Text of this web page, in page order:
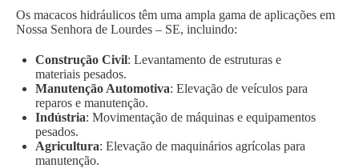
Os macacos hidráulicos têm uma ampla gama de aplicações em
Nossa Senhora de Lourdes – SE, incluindo:
Construção Civil: Levantamento de estruturas e
materiais pesados.
Manutenção Automotiva: Elevação de veículos para
reparos e manutenção.
Indústria: Movimentação de máquinas e equipamentos
pesados.
Agricultura: Elevação de maquinários agrícolas para
manutenção.